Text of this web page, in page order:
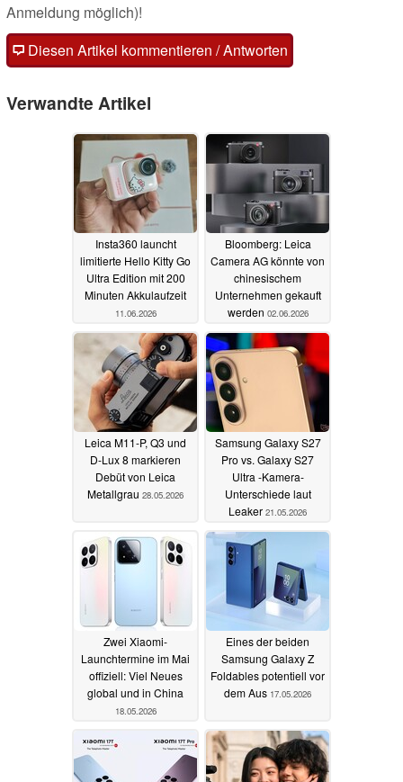
Anmeldung möglich)!
Diesen Artikel kommentieren / Antworten
Verwandte Artikel
Insta360 launcht
limitierte Hello Kitty Go
Ultra Edition mit 200
Minuten Akkulaufzeit
11.06.2026
Bloomberg: Leica
Camera AG könnte von
chinesischem
Unternehmen gekauft
werden 02.06.2026
Leica M11-P, Q3 und
D-Lux 8 markieren
Debüt von Leica
Metallgrau 28.05.2026
Samsung Galaxy S27
Pro vs. Galaxy S27
Ultra -Kamera-
Unterschiede laut
Leaker 21.05.2026
Zwei Xiaomi-
Launchtermine im Mai
offiziell: Viel Neues
global und in China
18.05.2026
Eines der beiden
Samsung Galaxy Z
Foldables potentiell vor
dem Aus 17.05.2026